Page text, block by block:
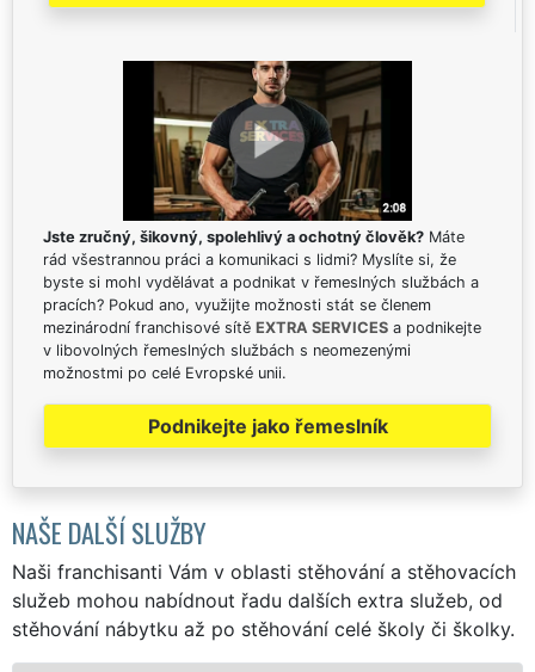
Jste zručný, šikovný, spolehlivý a ochotný člověk? Máte
rád všestrannou práci a komunikaci s lidmi? Myslíte si, že
byste si mohl vydělávat a podnikat v řemeslných službách a
pracích? Pokud ano, využijte možnosti stát se členem
mezinárodní franchisové sítě EXTRA SERVICES a podnikejte
v libovolných řemeslných službách s neomezenými
možnostmi po celé Evropské unii.
Podnikejte jako řemeslník
NAŠE DALŠÍ SLUŽBY
Naši franchisanti Vám v oblasti stěhování a stěhovacích
služeb mohou nabídnout řadu dalších extra služeb, od
stěhování nábytku až po stěhování celé školy či školky.